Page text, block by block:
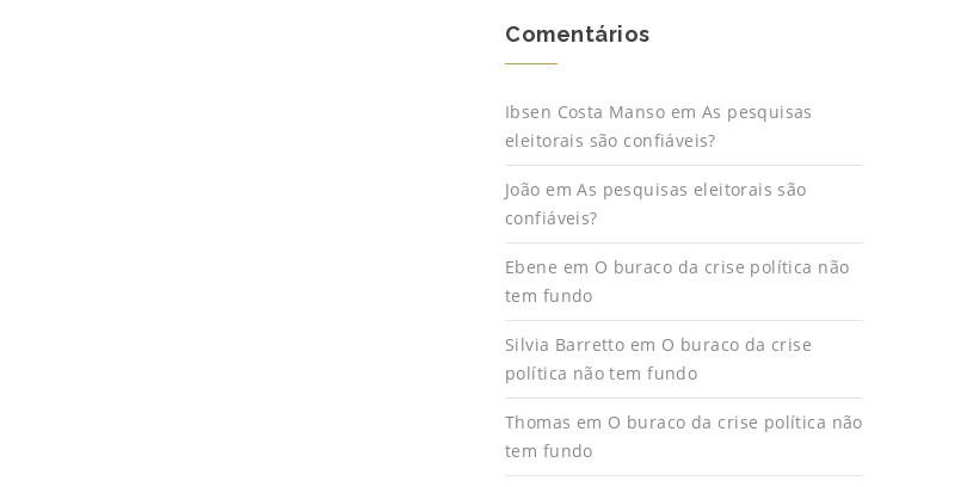
Comentários
Ibsen Costa Manso em As pesquisas
eleitorais são confiáveis?
João emAs pesquisas eleitorais são
confiáveis?
Ebene em O buraco da crise política não
tem fundo
Silvia Barretto em O buraco da crise
política não tem fundo
Thomas em O buraco da crise política não
tem fundo